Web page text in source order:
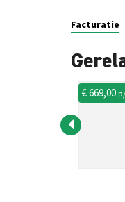
Facturatie
€ 669,00